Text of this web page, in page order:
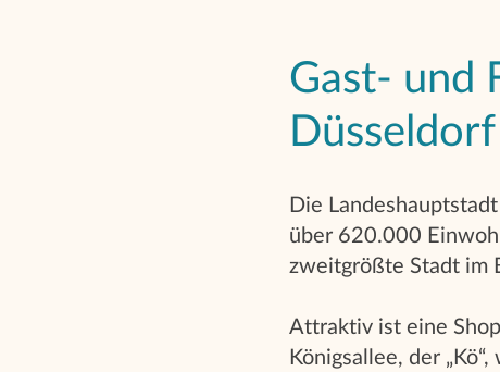
Gast- und
Düsseldorf
Die
über 620.000
zweitgrößte Stadt im
Attraktiv ist eine
Königsallee, der